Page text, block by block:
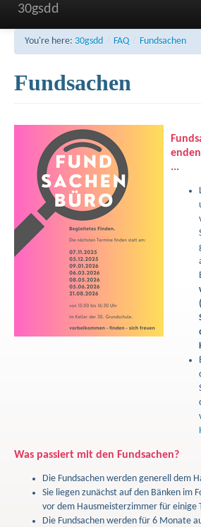
30gsdd
Aktuelles und Termine
FAQ
Kontakt
Impressum
Haftung
Datenschutzerklärung
You're here: 30gsdd / FAQ / Fundsachen
Fundsachen
...
Was passiert mit den Fundsachen?
Die Fundsachen werden generell dem
Sie liegen zunächst auf den Bänken im
vor dem Hausmeisterzimmer für einige
Die Fundsachen werden für 6 Monate